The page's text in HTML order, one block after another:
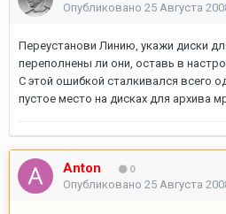
Опубликовано 25 Августа
Переустанови Линию, укажи диски
переполнены ли они, оставь в
С этой ошибкой сталкивался всего
пустое место на дисках для архива
Anton 0
Опубликовано 25 Августа